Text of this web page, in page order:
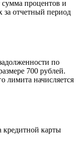
процентов и
за отчетный период
по
700 рублей.
лимита начисляется
кредитной карты